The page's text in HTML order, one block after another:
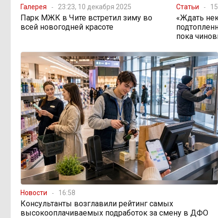
16:00, Вчера По волнам Арахлея: на
любимом озере забайкальцев
12:33, Вчера Путин подписал закон,
вдвое расширяющий основания для
выдворения мигрантов
12:32, Вчера Читинская
администрация хочет
отремонтировать кабинет за 6,8
миллиона: что скрывает смета?
11:47, Вчера «Нефтемаркет» отвечает:
региональные власти неточно
изложили ситуацию с топливным
кризисом
Галерея 23:23, 10 декабря 2025
Парк МЖК в Чите встретил зиму во
всей новогодней красоте
Статьи
«Ждать
пока
Новости 16:58
Консультанты возглавили рейтинг самых
высокооплачиваемых подработок за смену в ДФО